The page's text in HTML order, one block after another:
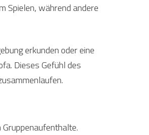
Spielen, während andere
erkunden oder eine
Dieses Gefühl des